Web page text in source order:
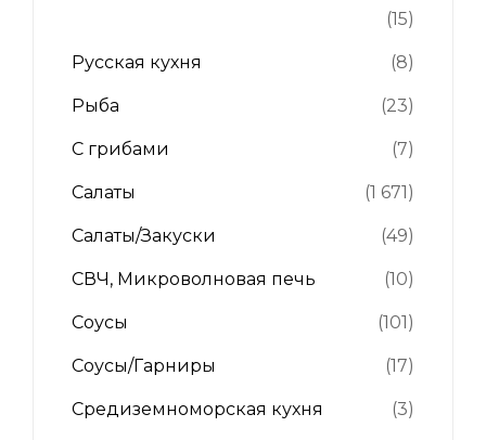
(15)
Русская кухня (8)
Рыба (23)
С грибами (7)
Салаты (1 671)
Салаты/Закуски (49)
СВЧ, Микроволновая печь (10)
Соусы (101)
Соусы/Гарниры (17)
Средиземноморская кухня (3)